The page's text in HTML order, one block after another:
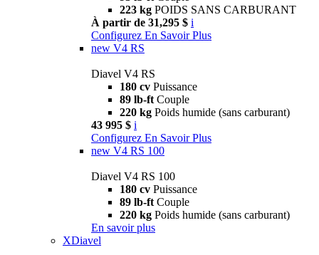
223 kg POIDS SANS CARBURANT
À partir de 31,295 $ i
Configurez En Savoir Plus
new V4 RS
Diavel V4 RS
180 cv Puissance
89 lb-ft Couple
220 kg Poids humide (sans carburant)
43 995 $ i
Configurez En Savoir Plus
new V4 RS 100
Diavel V4 RS 100
180 cv Puissance
89 lb-ft Couple
220 kg Poids humide (sans carburant)
En savoir plus
XDiavel